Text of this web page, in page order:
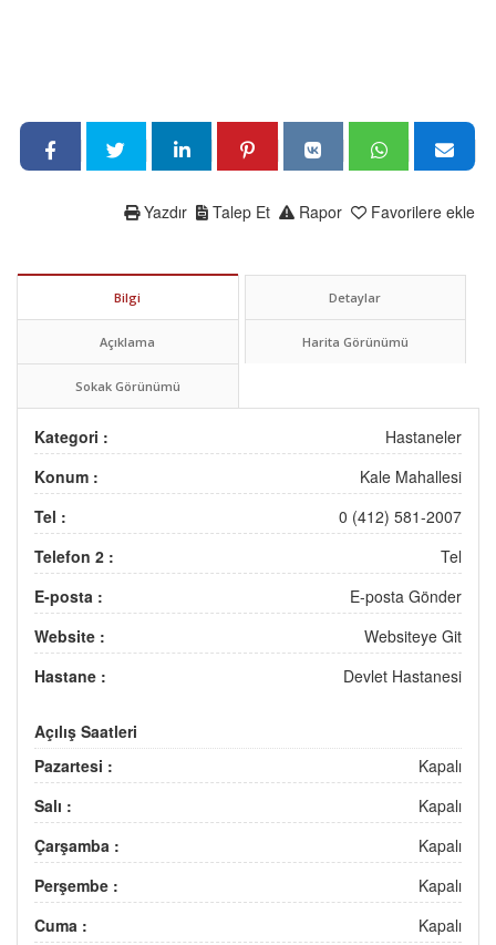
Favorilere ekle
Rapor
Talep Et
Yazdır
Bilgi Detaylar
Açıklama Harita Görünümü
Sokak Görünümü
Kategori :
Hastaneler
Konum :
Kale Mahallesi
Tel :
0 (412) 581-2007
Telefon 2 :
Tel
E-posta :
E-posta Gönder
Website :
Websiteye Git
Hastane :
Devlet Hastanesi
Açılış Saatleri
Pazartesi :
Kapalı
Salı :
Kapalı
Çarşamba :
Kapalı
Perşembe :
Kapalı
Cuma :
Kapalı